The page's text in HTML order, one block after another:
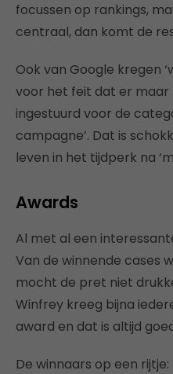
focussen op rankings,
centraal, dan komt de
Ook van Google kregen
voor het feit dat er maar
ingestuurd voor de
campagne’. Dat is
leven in het tijdperk na
Awards
Al met al een
Van de winnende cases
mocht de pret niet
Winfrey kreeg bijna
award en dat is altijd
De winnaars op een rijtje: